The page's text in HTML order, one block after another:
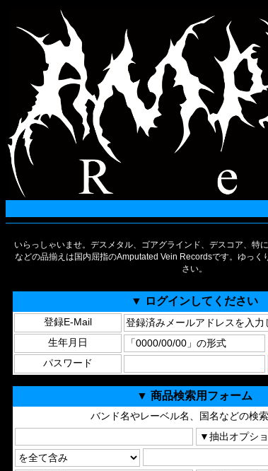
いらっしゃいませ。デスメタル、ゴアグラインド、デスコア、特
などの品揃えは国内屈指のAmputated Vein Recordsです。ゆっく
さい。
▼ ログインしてください
登録E-Mail
生年月日
パスワード
▼ 商品検索用フォーム
バンド名やレーベル名、国名などの検